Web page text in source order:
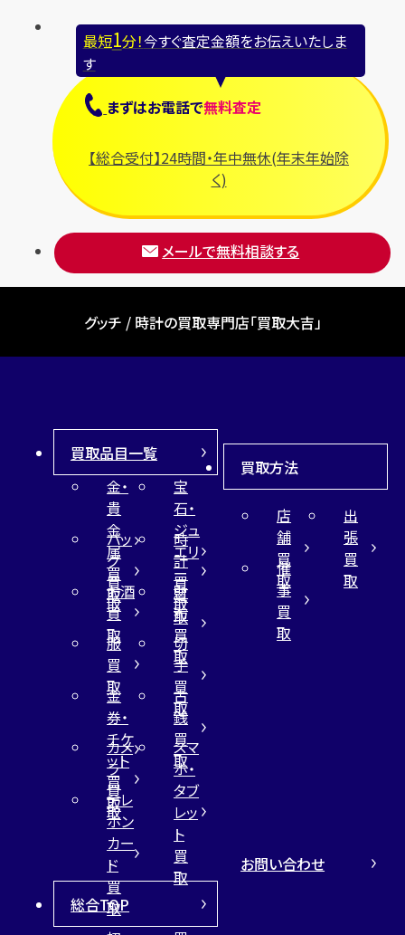
最短1分！今すぐ査定金額をお伝えいたしま
す
まずはお電話で無料査定
【総合受付】24時間・年中無休(年末年始除
く)
メールで無料相談する
グッチ / 時計の買取専門店「買取大吉」
買取品目一覧
金・
貴
金
属
買
取
宝
石・
ジュ
エリ
ー
買
取
バッ
グ
買
取
時
計
買
取
お酒
買
取
財
布
買
取
服
買
取
切
手
買
取
金
券・
チケ
ット
買
取
古
銭
買
取
カメ
ラ
買
取
スマ
ホ・
タブ
レッ
ト
買
取
テレ
ホン
カー
ド
買
取
買取方法
店
舗
買
取
出
張
買
取
催
事
買
取
総合TOP
お問い合わせ